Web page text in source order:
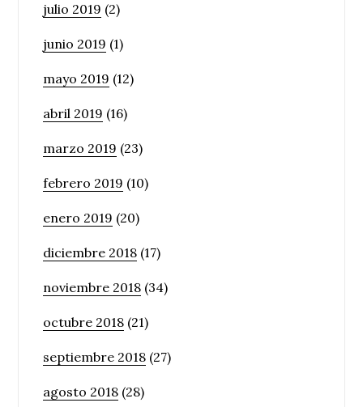
julio 2019 (2)
junio 2019 (1)
mayo 2019 (12)
abril 2019 (16)
marzo 2019 (23)
febrero 2019 (10)
enero 2019 (20)
diciembre 2018 (17)
noviembre 2018 (34)
octubre 2018 (21)
septiembre 2018 (27)
agosto 2018 (28)